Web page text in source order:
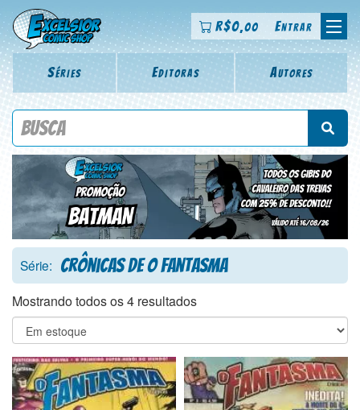
R$0,00 Entrar
Séries Editoras Autores
Procure por título da revista, personagem, série, escritor,
Série: Crônicas de O Fantasma
Mostrando todos os 4 resultados